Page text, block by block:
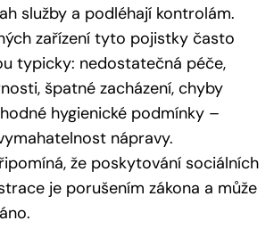
služby a podléhají kontrolám.
zařízení tyto pojistky často
typicky: nedostatečná péče,
špatné zacházení, chyby
hygienické podmínky –
nápravy.
že poskytování sociálních
je porušením zákona a může